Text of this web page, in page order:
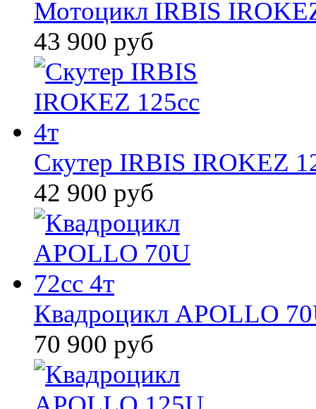
Мотоцикл IRBIS
43 900 руб
Скутер IRBIS IROKEZ
42 900 руб
Квадроцикл APOLLO
70 900 руб